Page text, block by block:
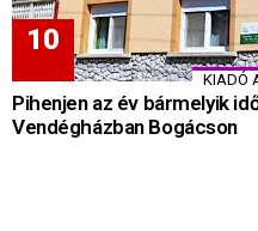
KIADÓ
Pihenjen az év bármelyik
Vendégházban Bogácson